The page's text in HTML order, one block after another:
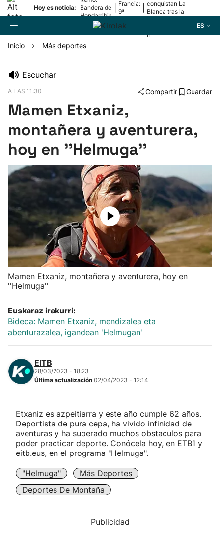
Hoy es noticia:
Bandera de
Hondarribia
Francia:
9ª
conquistan La
Blanca tras la
II
ES
Pelota
Remo
Baloncesto
Ciclismo
Herri-kirolak
Balonmano
Kirolak 360
Atletismo
Carreras de montaña
Más deportes
Inicio Más deportes
Escuchar
A LAS 11:30 Compartir Guardar
Mamen Etxaniz,
montañera y aventurera,
hoy en ''Helmuga''
Mamen Etxaniz, montañera y aventurera, hoy en
''Helmuga''
Euskaraz irakurri:
Bideoa: Mamen Etxaniz, mendizalea eta
abenturazalea, igandean 'Helmugan'
EITB
28/03/2023 - 18:23
Última actualización 02/04/2023 - 12:14
Etxaniz es azpeitiarra y este año cumple 62 años.
Deportista de pura cepa, ha vivido infinidad de
aventuras y ha superado muchos obstaculos para
poder practicar deporte. Conócela hoy, en ETB1 y
eitb.eus, en el programa "Helmuga".
"Helmuga"
Más Deportes
Deportes De Montaña
Publicidad